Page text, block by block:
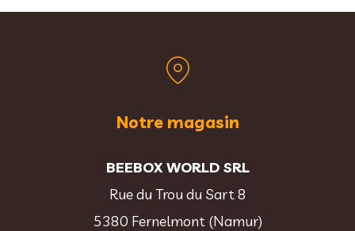
Notre magasin
BEEBOX WORLD SRL
Rue du Trou du Sart 8
5380 Fernelmont (Namur)